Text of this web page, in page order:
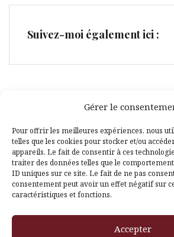
Gérer le
Pour offrir les meilleures expériences, nous
telles que les cookies pour stocker et/ou
appareils. Le fait de consentir à ces
traiter des données telles que le
ID uniques sur ce site. Le fait de ne pas
consentement peut avoir un effet négatif sur
caractéristiques et fonctions.
Accepter
Suivez-moi également ici :
Facebook
Pinterest